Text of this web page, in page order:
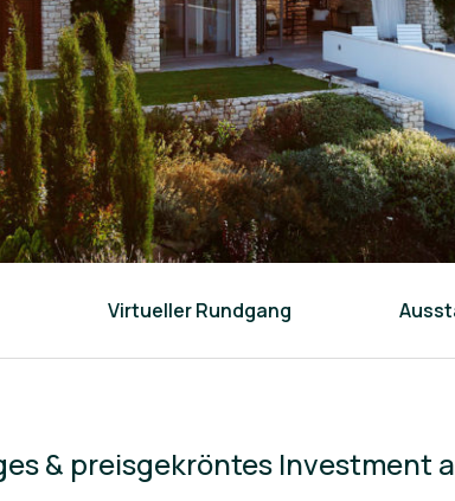
Virtueller Rundgang
& preisgekröntes Investment